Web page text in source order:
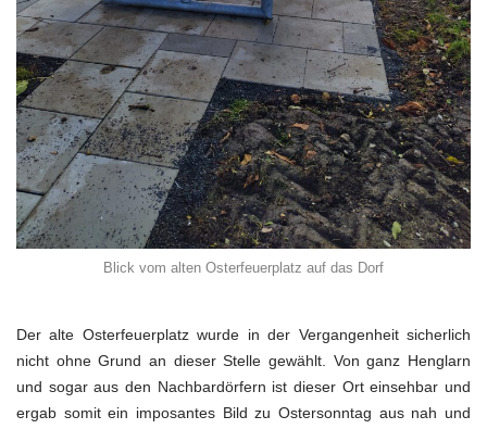
Blick vom alten Osterfeuerplatz auf das Dorf
Der alte Osterfeuerplatz wurde in der Vergangenheit sicherlich
nicht ohne Grund an dieser Stelle gewählt. Von ganz Henglarn
und sogar aus den Nachbardörfern ist dieser Ort einsehbar und
ergab somit ein imposantes Bild zu Ostersonntag aus nah und